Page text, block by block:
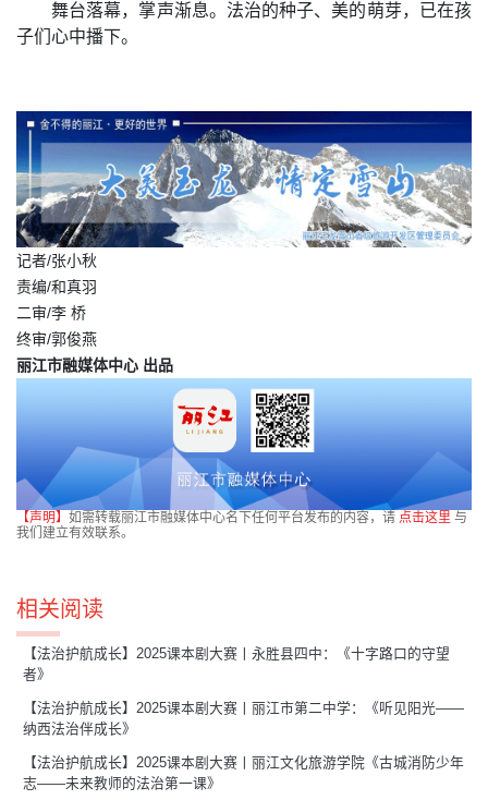
舞台落幕，掌声渐息。法治的种子、美的萌芽，已在孩
子们心中播下。
记者/张小秋
责编/和真羽
二审/李 桥
终审/郭俊燕
丽江市融媒体中心 出品
【声明】 如需转载丽江市融媒体中心名下任何平台发布的内容，请 点击这里 与
我们建立有效联系。
相关阅读
【法治护航成长】2025课本剧大赛丨永胜县四中：《十字路口的守望
者》
【法治护航成长】2025课本剧大赛丨丽江市第二中学：《听见阳光——
纳西法治伴成长》
【法治护航成长】2025课本剧大赛丨丽江文化旅游学院《古城消防少年
志——未来教师的法治第一课》